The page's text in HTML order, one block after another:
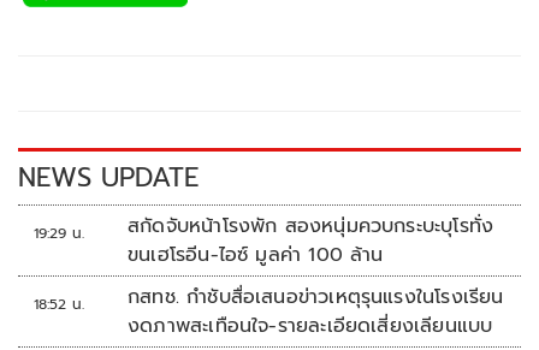
k k
NEWS UPDATE
19:29 น.
สกัดจับหน้าโรงพัก สองหนุ่มควบกระบะบุโรทั่ง
ขนเฮโรอีน-ไอซ์ มูลค่า 100 ล้าน
18:52 น.
กสทช. กำชับสื่อเสนอข่าวเหตุรุนแรงในโรงเรียน
งดภาพสะเทือนใจ-รายละเอียดเสี่ยงเลียนแบบ